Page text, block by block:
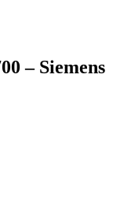
– Siemens